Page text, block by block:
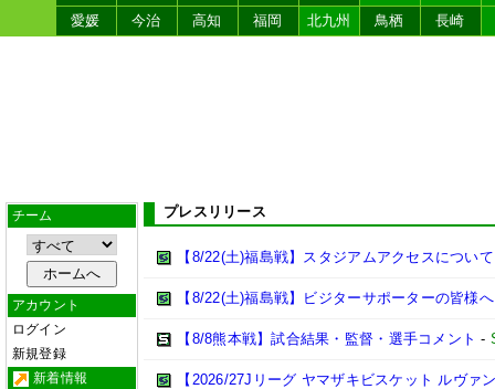
愛媛
今治 高知 福岡 北九州 鳥栖 長崎
チーム
アカウント
ログイン
新規登録
新着情報
プレスリリース
【8/22(土)福島戦】スタジアムアクセスについて
【8/22(土)福島戦】ビジターサポーターの皆様へ
【8/8熊本戦】試合結果・監督・選手コメント -
【2026/27Jリーグ ヤマザキビスケット ルヴ